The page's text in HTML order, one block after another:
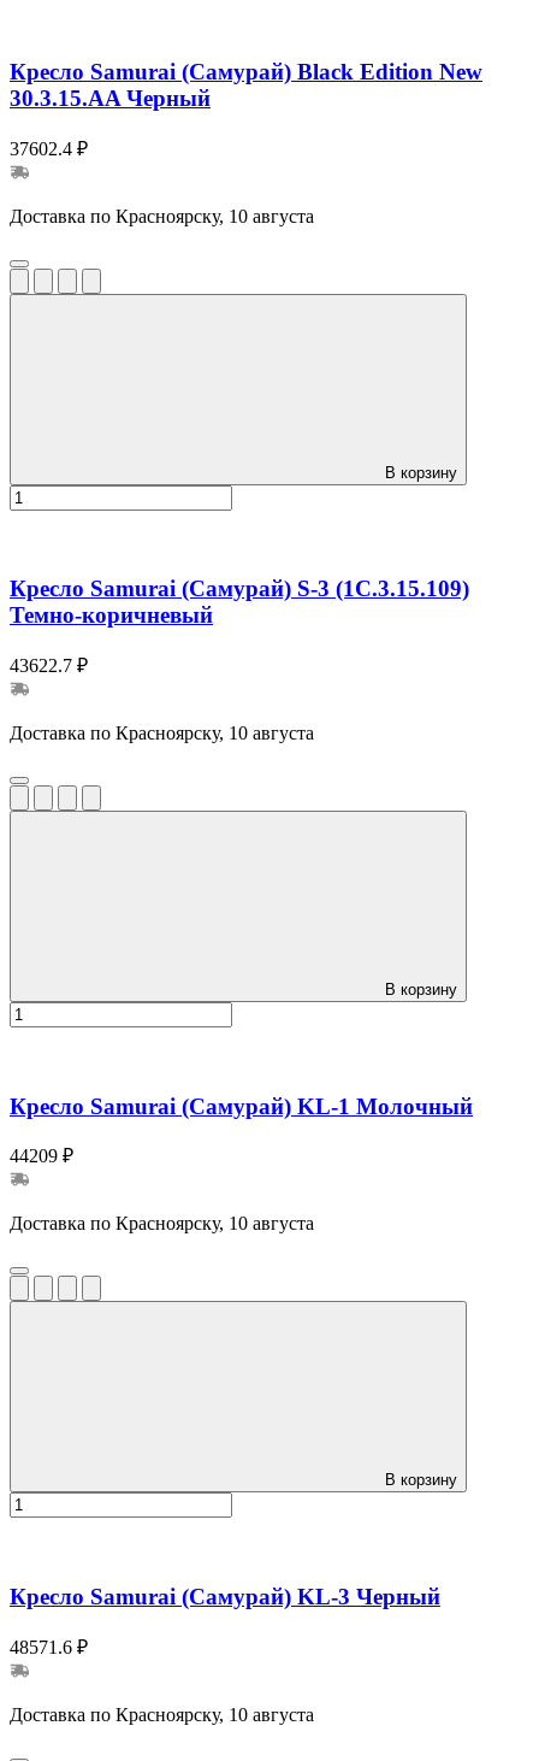
Кресло Samurai (Самурай) Black Edition New
30.3.15.AA Черный
37602.4 ₽
Доставка по Красноярску, 10 августа
В корзину
Кресло Samurai (Самурай) S-3 (1C.3.15.109)
Темно-коричневый
43622.7 ₽
Доставка по Красноярску, 10 августа
В корзину
Кресло Samurai (Самурай) KL-1 Молочный
44209 ₽
Доставка по Красноярску, 10 августа
В корзину
Кресло Samurai (Самурай) KL-3 Черный
48571.6 ₽
Доставка по Красноярску, 10 августа